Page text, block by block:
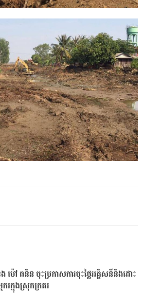
ង ម៉ៅ ធនិន ចុះប្រកាសការចុះថ្លៃអគ្គិសនីនិងដោះ
រក្នុងស្រុកក្រគរ